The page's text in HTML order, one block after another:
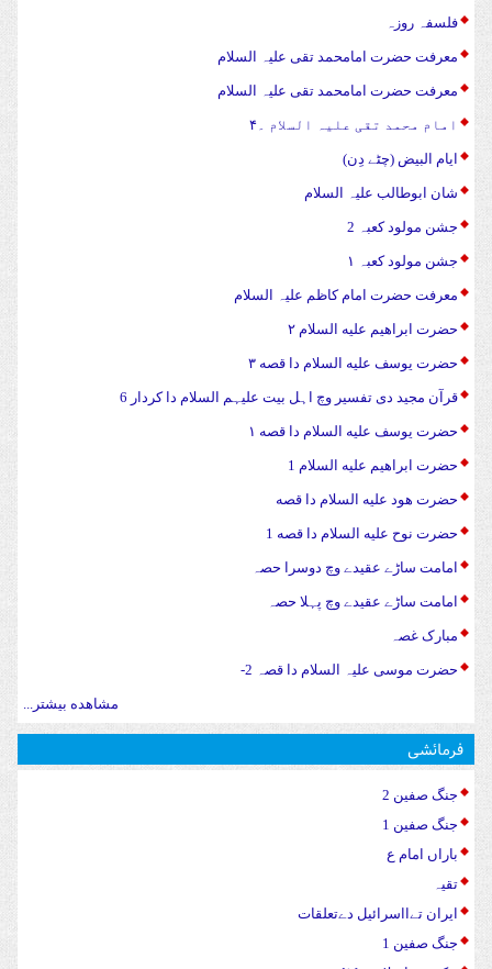
فلسفہ روزہ
معرفت حضرت امامحمد تقی علیہ السلام
معرفت حضرت امامحمد تقی علیہ السلام
امام محمد تقی علیہ السلام ۔۴
ایام البیض (چٹے دِن)
شان ابوطالب علیہ السلام
جشن مولود کعبہ 2
جشن مولود کعبہ ۱
معرفت حضرت امام کاظم علیہ السلام
حضرت ابراهیم علیه السلام ۲
حضرت يوسف علیه السلام دا قصه ۳
قرآن مجید دی تفسیر وچ اہل بیت علیہم السلام دا کردار 6
حضرت يوسف علیه السلام دا قصه ۱
حضرت ابراهیم علیه السلام 1
حضرت هود علیه السلام دا قصه
حضرت نوح علیه السلام دا قصه 1
امامت ساڑے عقیدے وچ دوسرا حصہ
امامت ساڑے عقیدے وچ پہلا حصہ
مبارک غصہ
حضرت موسی علیہ السلام دا قصہ 2-
مشاهده بیشتر...
فرمائشی
جنگ صفین 2
جنگ صفین 1
باراں امام ع
تقیہ
ایران تےااسرائیل دےتعلقات
جنگ صفین 1